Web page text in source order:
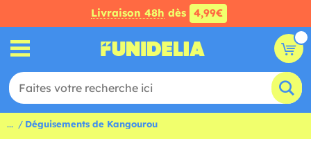
Livraison 48h dès 4,99€
... Déguisements de Kangourou